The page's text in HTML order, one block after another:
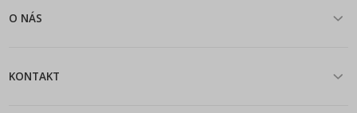
O NÁS
KONTAKT